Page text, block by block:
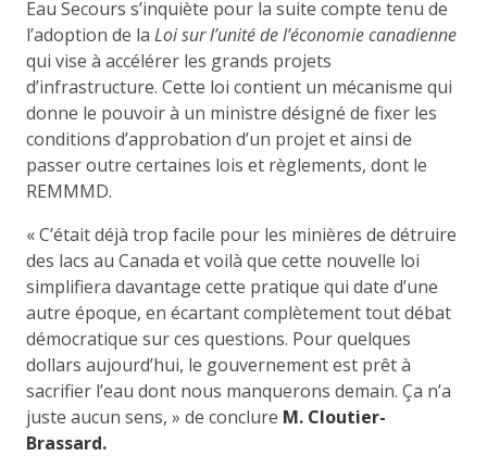
Eau Secours s’inquiète pour la suite compte tenu de
l’adoption de la Loi sur l’unité de l’économie canadienne
qui vise à accélérer les grands projets
d’infrastructure. Cette loi contient un mécanisme qui
donne le pouvoir à un ministre désigné de fixer les
conditions d’approbation d’un projet et ainsi de
passer outre certaines lois et règlements, dont le
REMMMD.
« C’était déjà trop facile pour les minières de détruire
des lacs au Canada et voilà que cette nouvelle loi
simplifiera davantage cette pratique qui date d’une
autre époque, en écartant complètement tout débat
démocratique sur ces questions. Pour quelques
dollars aujourd’hui, le gouvernement est prêt à
sacrifier l’eau dont nous manquerons demain. Ça n’a
juste aucun sens, » de conclure M. Cloutier-
Brassard.